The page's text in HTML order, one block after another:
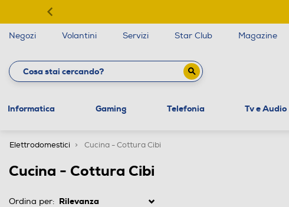
Negozi Volantini Servizi Star Club Magazine
Informatica Gaming Telefonia Tv e Audio
Elettrodomestici Cucina - Cottura Cibi
Cucina - Cottura Cibi
Ordina per: